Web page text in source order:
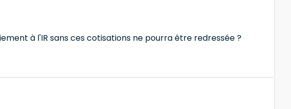
à l'IR sans ces cotisations ne pourra être redressée ?